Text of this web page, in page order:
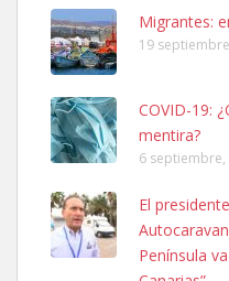
SHIBA PERDIDO AVDA
PERRO MACHO RAZA SHIBA
06/07/2025 ZONA MESA Y
Leales.org » Gran Canaria
Migrantes:
19
COVID-19:
mentira?
6 septiembre,
El
Península